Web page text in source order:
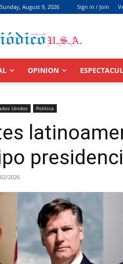
Sunday, August 9, 2026 Sign in / Join
OPINION
Unidos Politica
2026